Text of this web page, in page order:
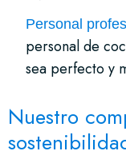
Personal
personal de
sea perfecto y
Nuestro